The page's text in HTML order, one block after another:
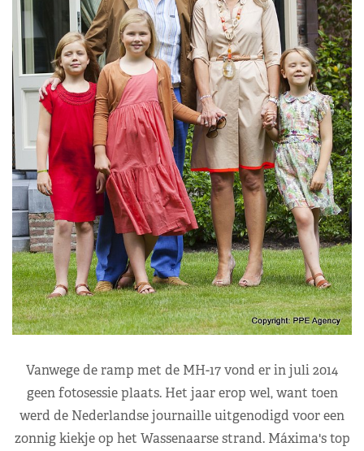
Vanwege de ramp met de MH-17 vond er in juli 2014
geen fotosessie plaats. Het jaar erop wel, want toen
werd de Nederlandse journaille uitgenodigd voor een
zonnig kiekje op het Wassenaarse strand. Máxima's top